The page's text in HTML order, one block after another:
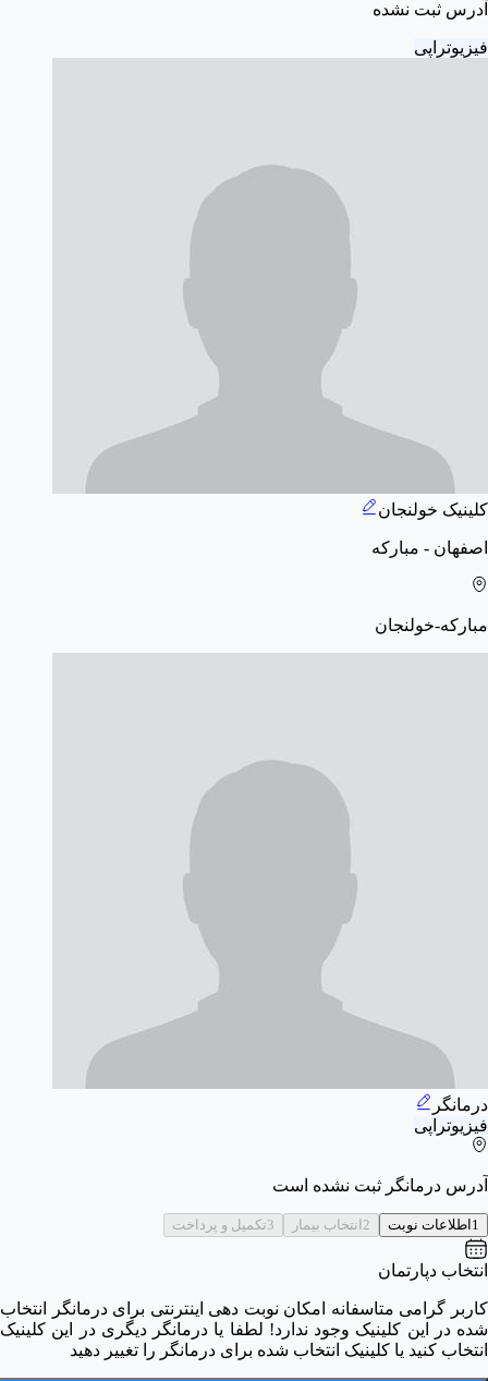
آدرس ثبت نشده
فیزیوتراپی
کلینیک خولنجان
اصفهان - مبارکه
مبارکه-خولنجان
درمانگر
فیزیوتراپی
آدرس درمانگر ثبت نشده است
1اطلاعات نوبت 2انتخاب بیمار 3تکمیل و پرداخت
انتخاب دپارتمان
کاربر گرامی متاسفانه امکان نوبت دهی اینترنتی برای درمانگر انتخاب
شده در این کلینیک وجود ندارد! لطفا یا درمانگر دیگری در این کلینیک
انتخاب کنید یا کلینیک انتخاب شده برای درمانگر را تغییر دهید